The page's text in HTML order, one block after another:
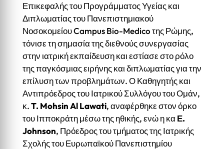
Επικεφαλής του Προγράμματος Υγείας και
Διπλωματίας του Πανεπιστημιακού
Νοσοκομείου Campus Bio-Medico της Ρώμης,
τόνισε τη σημασία της διεθνούς συνεργασίας
στην ιατρική εκπαίδευση και εστίασε στο ρόλο
της παγκόσμιας ειρήνης και διπλωματίας για την
επίλυση των προβλημάτων. Ο Καθηγητής και
Αντιπρόεδρος του Ιατρικού Συλλόγου του Ομάν,
κ.T. Mohsin Al Lawati, αναφέρθηκε στον όρκο
του Ιπποκράτη μέσω της ηθικής, ενώ η καΕ.
Johnson, Πρόεδρος του τμήματος της Ιατρικής
Σχολής του Ευρωπαϊκού Πανεπιστημίου